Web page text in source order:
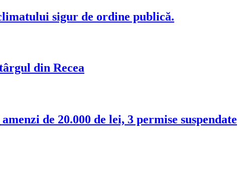
sigur de ordine publică.
din Recea
de 20.000 de lei, 3 permise suspendate